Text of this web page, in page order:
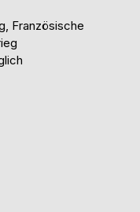
Französische